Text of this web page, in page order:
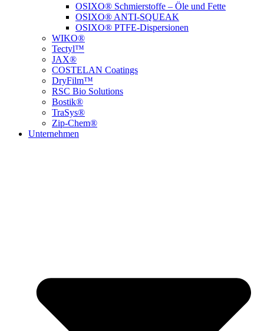
OSIXO® Schmierstoffe – Öle und Fette
OSIXO® ANTI-SQUEAK
OSIXO® PTFE-Dispersionen
WIKO®
Tectyl™
JAX®
COSTELAN Coatings
DryFilm™
RSC Bio Solutions
Bostik®
TraSys®
Zip-Chem®
Unternehmen